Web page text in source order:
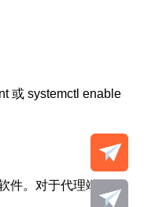
或 systemctl enable
。对于代理端口最